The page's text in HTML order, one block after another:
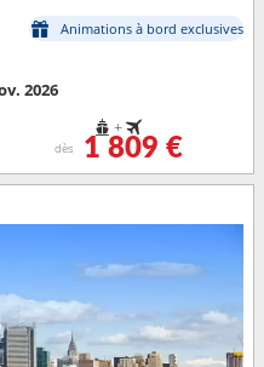
Animations à bord exclusives
2026
+
dès 1 809 €